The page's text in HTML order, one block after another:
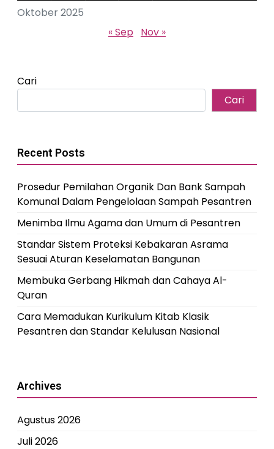
Oktober 2025
« Sep Nov »
Cari
Cari
Recent Posts
Prosedur Pemilahan Organik Dan Bank Sampah
Komunal Dalam Pengelolaan Sampah Pesantren
Menimba Ilmu Agama dan Umum di Pesantren
Standar Sistem Proteksi Kebakaran Asrama
Sesuai Aturan Keselamatan Bangunan
Membuka Gerbang Hikmah dan Cahaya Al-
Quran
Cara Memadukan Kurikulum Kitab Klasik
Pesantren dan Standar Kelulusan Nasional
Archives
Agustus 2026
Juli 2026